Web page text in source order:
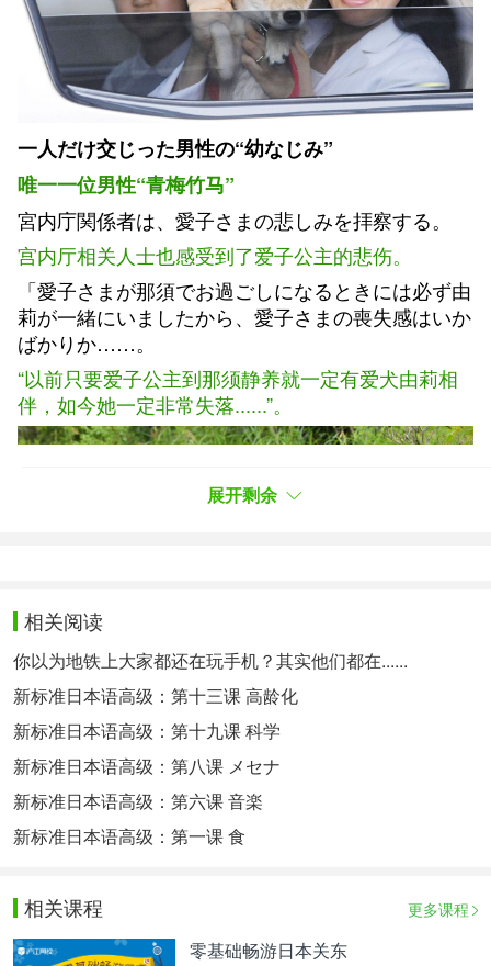
一人だけ交じった男性の“幼なじみ”
唯一一位男性“青梅竹马”
宮内庁関係者は、愛子さまの悲しみを拝察する。
宫内厅相关人士也感受到了爱子公主的悲伤。
「愛子さまが那須でお過ごしになるときには必ず由
莉が一緒にいましたから、愛子さまの喪失感はいか
ばかりか……。
“以前只要爱子公主到那须静养就一定有爱犬由莉相
伴，如今她一定非常失落......”。
15年前、愛子さまが登校に不安を感じられ休みがち
になったとき、由莉がそばにいたおかげで安らぎを
得られていたと伺っています。また愛子さまが成年
された際に公開された写真や映像は、由莉をいたわ
だったと強く感じた。
“15年前，爱子公主因不安于上学而频频缺课时，正
展开剩余
相关阅读
你以为地铁上大家都还在玩手机？其实他们都在......
新标准日本语高级：第十三课 高龄化
新标准日本语高级：第十九课 科学
新标准日本语高级：第八课 メセナ
新标准日本语高级：第六课 音楽
新标准日本语高级：第一课 食
相关课程 更多课程
零基础畅游日本关东